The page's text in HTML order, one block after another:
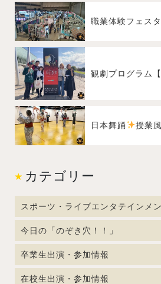
観劇プログラム
日本舞踊 授業
カテゴリー
スポーツ・ライブエンタテインメ
今日の「のぞき穴！！」
卒業生出演・参加情報
在校生出演・参加情報